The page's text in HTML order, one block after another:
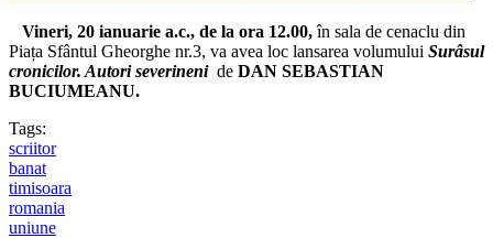
Vineri, 20 ianuarie a.c., de la ora 12.00,în sala de cenaclu din
Piața Sfântul Gheorghe nr.3, va avea loc lansarea volumului Surâsul
cronicilor. Autori severineni de DAN SEBASTIAN
BUCIUMEANU.
Tags:
scriitor
banat
timisoara
romania
uniune